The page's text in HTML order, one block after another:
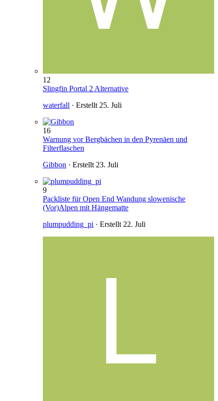
12
Slingfin Portal 2 Alternative
waterfall · Erstellt 25. Juli
16
Warnung vor Bergbächen in den Pyrenäen und
Filterflaschen
Gibbon · Erstellt 23. Juli
9
Packliste für Open End Wandung slowenische
(Vor)Alpen mit Hängematte
plumpudding_pi · Erstellt 22. Juli